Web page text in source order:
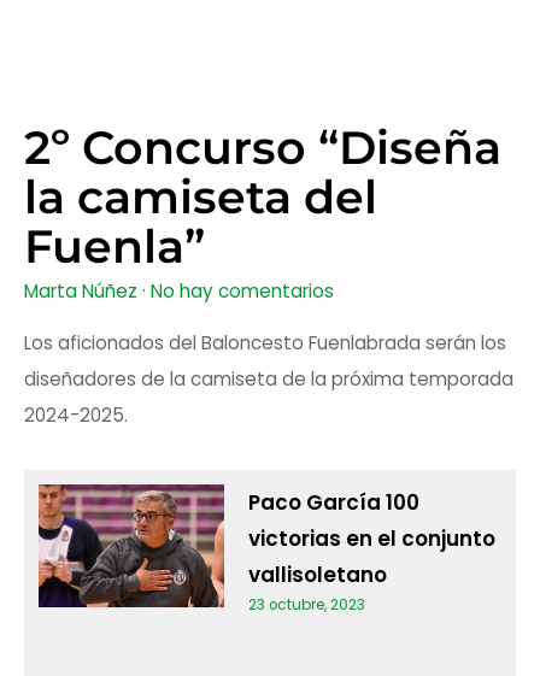
2º Concurso “Diseña
la camiseta del
Fuenla”
Marta Núñez No hay comentarios
Los aficionados del Baloncesto Fuenlabrada serán los
diseñadores de la camiseta de la próxima temporada
2024-2025.
Paco García 100
victorias en el conjunto
vallisoletano
23 octubre, 2023